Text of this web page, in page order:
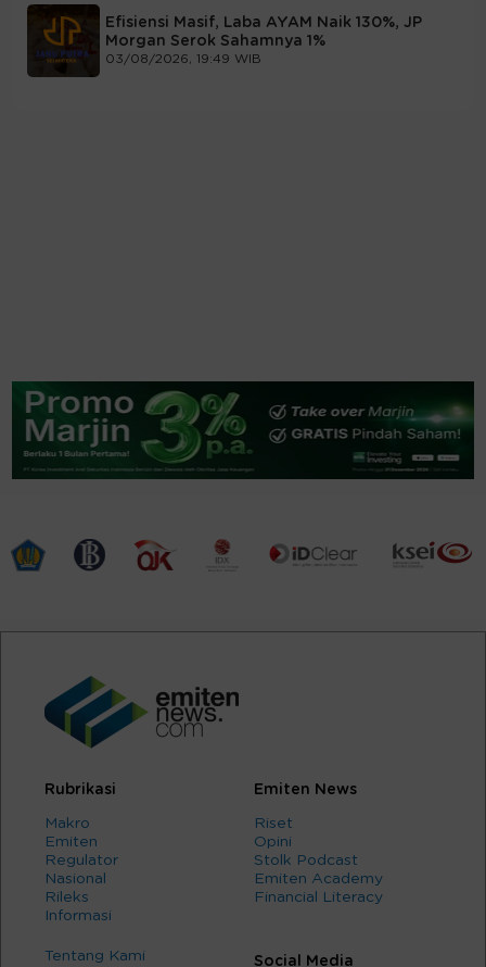
Efisiensi Masif, Laba AYAM Naik 130%, JP
Morgan Serok Sahamnya 1%
03/08/2026, 19:49 WIB
Rubrikasi
Makro
Emiten
Regulator
Nasional
Rileks
Informasi
Emiten News
Riset
Opini
Stolk Podcast
Emiten Academy
Financial Literacy
Tentang Kami
Social Media